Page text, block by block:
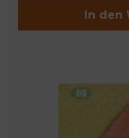
In den